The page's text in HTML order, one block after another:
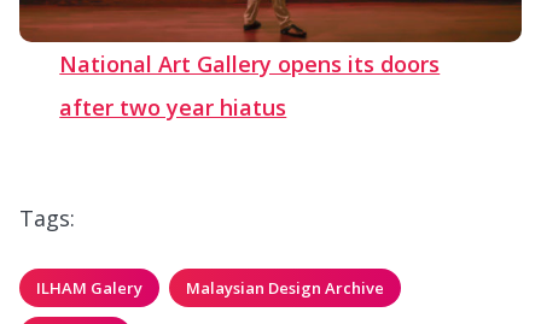
National Art Gallery opens its doors
after two year hiatus
Tags:
ILHAM Galery Malaysian Design Archive